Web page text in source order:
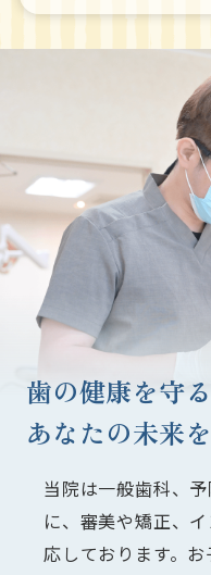
歯の健康を守
あなたの未来
当院は一般歯科、
に、審美や矯正、
応しております。